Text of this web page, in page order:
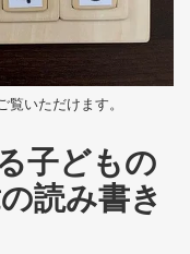
いただけます。
子どもの
読み書き